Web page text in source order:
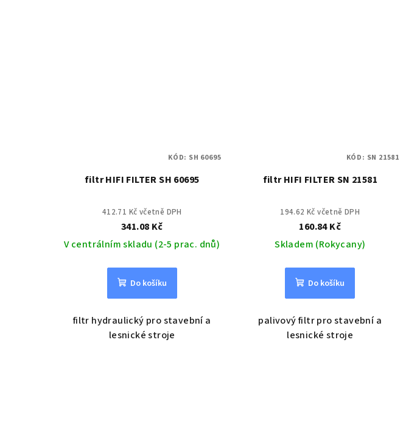
filtr HIFI FILTER SH 60695
412.71 Kč včetně DPH
341.08 Kč
V centrálním skladu (2-5 prac. dnů)
Do košíku
filtr hydraulický pro stavební a
lesnické stroje
KÓD: SH 60695
filtr HIFI FILTER SN 21581
194.62 Kč včetně DPH
160.84 Kč
Skladem (Rokycany)
Do košíku
palivový filtr pro stavební a
lesnické stroje
KÓD: SN 21581